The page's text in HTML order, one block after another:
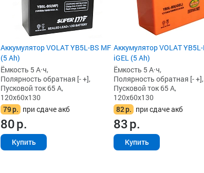
Аккумулятор VOLAT YB5L-BS MF
(5 Ah)
Ёмкость 5 А·ч,
Полярность обратная [- +],
Пусковой ток 65 А,
120x60x130
79р. при сдаче акб
80р.
Купить
Аккумулятор VOLAT
iGEL (5 Ah)
Ёмкость 5 А·ч,
Полярность обратная [- +],
Пусковой ток 65 А,
120x60x130
82р. при сдаче акб
83р.
Купить